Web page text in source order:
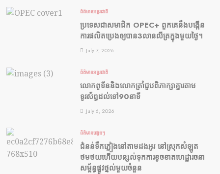
ព័ត៌មានអន្តរជាតិ
ប្រទេសជាសមាជិក OPEC+​ ពួកគេនឹងបង្កើន
ការផលិតប្រេងឲ្យបាន3លានលីត្រក្នុងមួយថ្ងៃ។
July 7, 2026
ព័ត៌មានអន្តរជាតិ
លោកពូទីននិងលោកត្រាំជូបពិភាក្សាគ្នារតាម
ទូរស័ព្ធដល់ទៅ90នាទី
July 6, 2026
ព័ត៌មានផ្សេងៗ
ជំនន់​ទឹកភ្លៀង​នៅ​តាម​ដងអូរ​ នៅ​ស្រុក​សំឡូត​
ថមថយ​ហើយ​បន្សល់​ទុក​ការ​ខូចខាត​ហេដ្ឋារចនា
សម្ព័ន្ធ​ផ្លូវថ្នល់​មួយ​ចំនួន